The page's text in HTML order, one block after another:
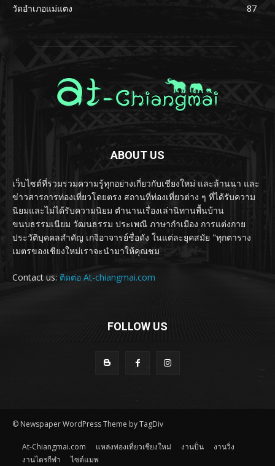
วัดอำเภอแม่แตง
87
ABOUT US
เว็บไซต์ที่รวมรวมความรู้ทุกอย่างเกี่ยวกับเชียงใหม่ และล้านนา และ
ข่าวสารการท่องเที่ยวโดยตรง สถานที่ท่องเที่ยวต่าง ๆ ที่ได้รับความ
นิยมและไม่ได้รับความนิยม ตำนานเรื่องเล่านิทานพื้นบ้าน
ขนบธรรมเนียม วัฒนธรรม ประเพณี ภาษากำเมือง การแต่งกาย
ประวัติบุคคลสำคัญ เกจิอาจารย์ชื่อดัง ในแต่ละยุคสมัย "ทุกตาราง
เมตรของเชียงใหม่เราจะนำมาให้คุณชม
Contact us: ติดต่อ At-chiangmai.com
FOLLOW US
© Newspaper WordPress Theme by TagDiv
At-Chiangmai.com แหล่งท่องเที่ยวเชียงใหม่ งานปั่น
งานวิ่ง
งานไตรกีฬา
ไซต์แมพ